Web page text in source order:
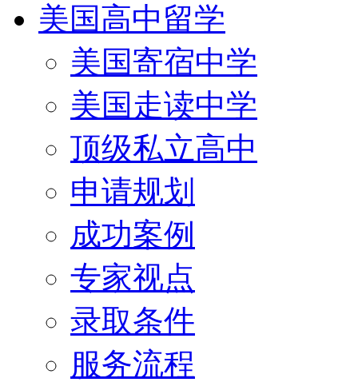
美国高中留学
美国寄宿中学
美国走读中学
顶级私立高中
申请规划
成功案例
专家视点
录取条件
服务流程